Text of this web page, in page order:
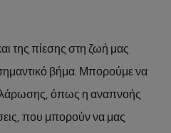
της πίεσης στη ζωή μας
βήμα. Μπορούμε να
όπως η αναπνοής
που μπορούν να μας